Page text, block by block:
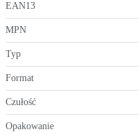
EAN13
MPN
Typ
Format
Czułość
Opakowanie